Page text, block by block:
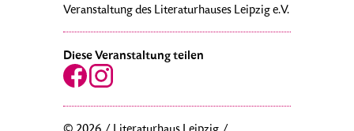
Veranstaltung des Literaturhauses Leipzig e.V.
Diese Veranstaltung teilen